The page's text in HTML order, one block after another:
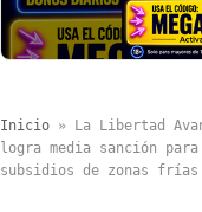
Inicio »
La Libertad
logra media sanción
subsidios de zonas frías